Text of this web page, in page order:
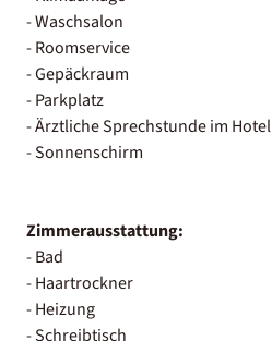
- Waschsalon
- Roomservice
- Gepäckraum
- Parkplatz
- Ärztliche Sprechstunde im Hotel
- Sonnenschirm
Zimmerausstattung:
- Bad
- Haartrockner
- Heizung
- Schreibtisch